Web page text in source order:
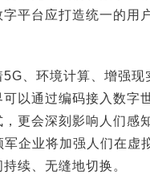
平台应打造统一的用
5G、环境计算、增强
以通过编码接入数字
更会深刻影响人们感
企业将加强人们在虚
续、无缝地切换。